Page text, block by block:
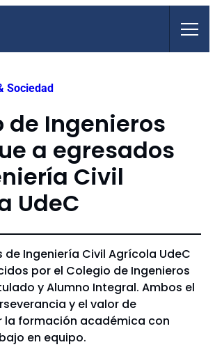
Sociedad
de Ingenieros
a egresados
Civil
UdeC
de Ingeniería Civil Agrícola UdeC
por el Colegio de Ingenieros
y Alumno Integral. Ambos el
y el valor de
la formación académica con
en equipo.